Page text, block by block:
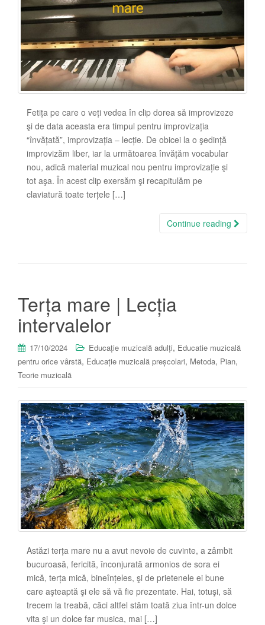
Fetița pe care o veți vedea în clip dorea să improvizeze
şi de data aceasta era timpul pentru improvizația
“învățată”, improvizația – lecție. De obicei la o şedință
improvizăm liber, iar la următoarea învățăm vocabular
nou, adică material muzical nou pentru improvizație şi
tot aşa. În acest clip exersăm şi recapitulăm pe
claviatură toate terțele […]
Continue reading
Terța mare | Lecția
intervalelor
17/10/2024 Educație muzicală adulți, Educatie muzicală
pentru orice vârstă, Educație muzicală preșcolari, Metoda, Pian,
Teorie muzicală
Astăzi terța mare nu a avut nevoie de cuvinte, a zâmbit
bucuroasă, fericită, înconjurată armonios de sora ei
mică, terța mică, bineînțeles, şi de prietenele ei bune
care aşteaptă şi ele să vă fie prezentate. Hai, totuşi, să
trecem la treabă, căci altfel stăm toată ziua într-un dolce
vita şi un dolce far musica, mai […]